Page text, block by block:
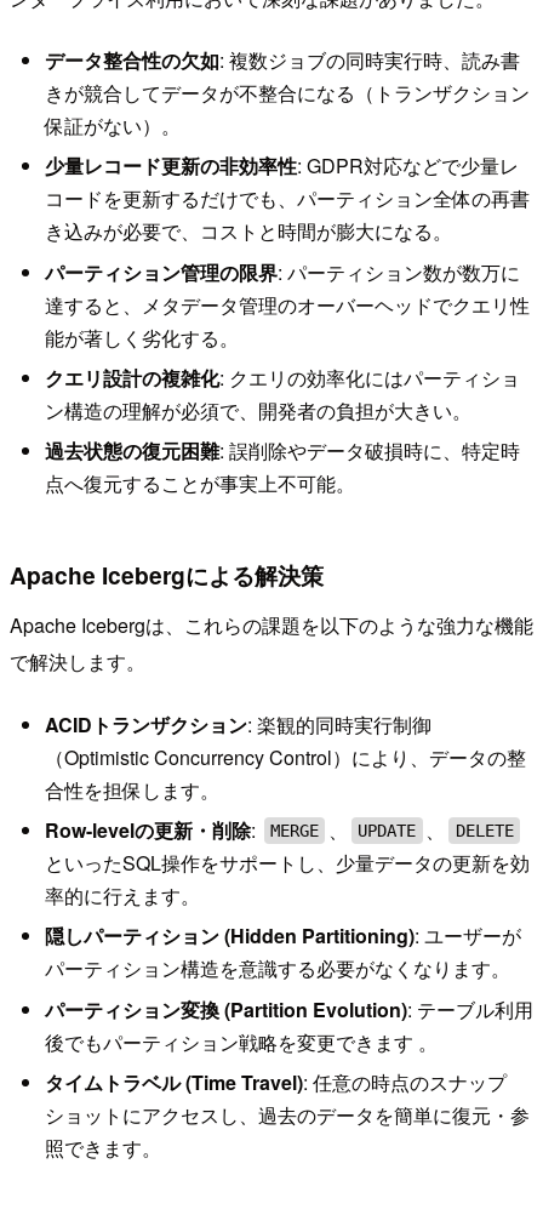
データ整合性の欠如: 複数ジョブの同時実行時、読み書
きが競合してデータが不整合になる（トランザクション
保証がない）。
少量レコード更新の非効率性: GDPR対応などで少量レ
コードを更新するだけでも、パーティション全体の再書
き込みが必要で、コストと時間が膨大になる。
パーティション管理の限界: パーティション数が数万に
達すると、メタデータ管理のオーバーヘッドでクエリ性
能が著しく劣化する。
クエリ設計の複雑化: クエリの効率化にはパーティショ
ン構造の理解が必須で、開発者の負担が大きい。
過去状態の復元困難: 誤削除やデータ破損時に、特定時
点へ復元することが事実上不可能。
Apache Icebergによる解決策
Apache Icebergは、これらの課題を以下のような強力な機能
で解決します。
ACIDトランザクション: 楽観的同時実行制御
（Optimistic Concurrency Control）により、データの整
合性を担保します。
Row-levelの更新・削除: MERGE 、 UPDATE 、 DELETE
といったSQL操作をサポートし、少量データの更新を効
率的に行えます。
隠しパーティション (Hidden Partitioning): ユーザーが
パーティション構造を意識する必要がなくなります。
パーティション変換 (Partition Evolution): テーブル利用
後でもパーティション戦略を変更できます 。
タイムトラベル (Time Travel): 任意の時点のスナップ
ショットにアクセスし、過去のデータを簡単に復元・参
照できます。